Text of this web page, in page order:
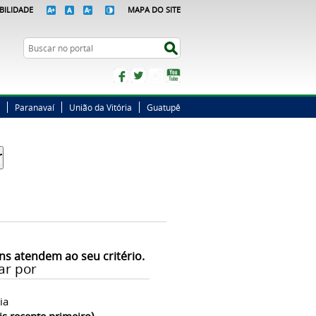
MAPA DO SITE
Busca
FacebookTwitterInstagram
Paranavaí União da Vitória Guatupê
atendem ao seu critério.
por